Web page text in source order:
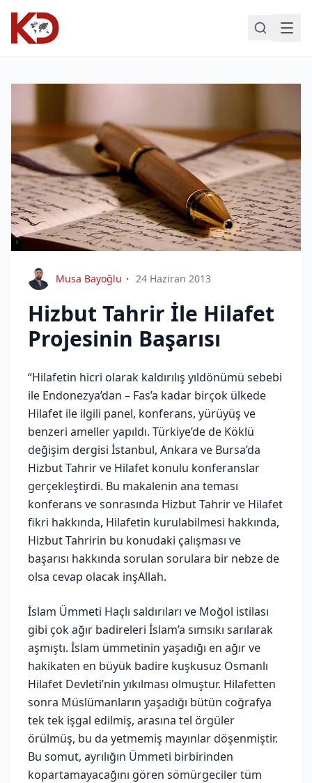
Musa Bayoğlu 24 Haziran 2013
Hizbut Tahrir İle Hilafet
Projesinin Başarısı
“Hilafetin hicri olarak kaldırılış yıldönümü sebebi
ile Endonezya’dan – Fas’a kadar birçok ülkede
Hilafet ile ilgili panel, konferans, yürüyüş ve
benzeri ameller yapıldı. Türkiye’de de Köklü
değişim dergisi İstanbul, Ankara ve Bursa’da
Hizbut Tahrir ve Hilafet konulu konferanslar
gerçekleştirdi. Bu makalenin ana teması
konferans ve sonrasında Hizbut Tahrir ve Hilafet
fikri hakkında, Hilafetin kurulabilmesi hakkında,
Hizbut Tahririn bu konudaki çalışması ve
başarısı hakkında sorulan sorulara bir nebze de
olsa cevap olacak inşAllah.
İslam Ümmeti Haçlı saldırıları ve Moğol istilası
gibi çok ağır badireleri İslam’a sımsıkı sarılarak
aşmıştı. İslam ümmetinin yaşadığı en ağır ve
hakikaten en büyük badire kuşkusuz Osmanlı
Hilafet Devleti’nin yıkılması olmuştur. Hilafetten
sonra Müslümanların yaşadığı bütün coğrafya
tek tek işgal edilmiş, arasına tel örgüler
örülmüş, bu da yetmemiş mayınlar döşenmiştir.
Bu somut, ayrılığın Ümmeti birbirinden
kopartamayacağını gören sömürgeciler tüm